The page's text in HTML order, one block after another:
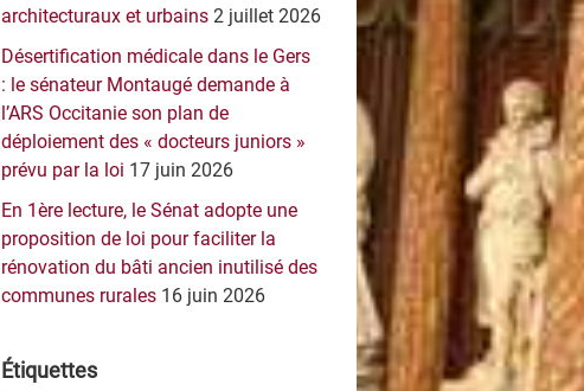
architecturaux et urbains 2 juillet 2026
Désertification médicale dans le Gers
: le sénateur Montaugé demande à
l’ARS Occitanie son plan de
déploiement des « docteurs juniors »
prévu par la loi 17 juin 2026
En 1ère lecture, le Sénat adopte une
proposition de loi pour faciliter la
rénovation du bâti ancien inutilisé des
communes rurales 16 juin 2026
Étiquettes